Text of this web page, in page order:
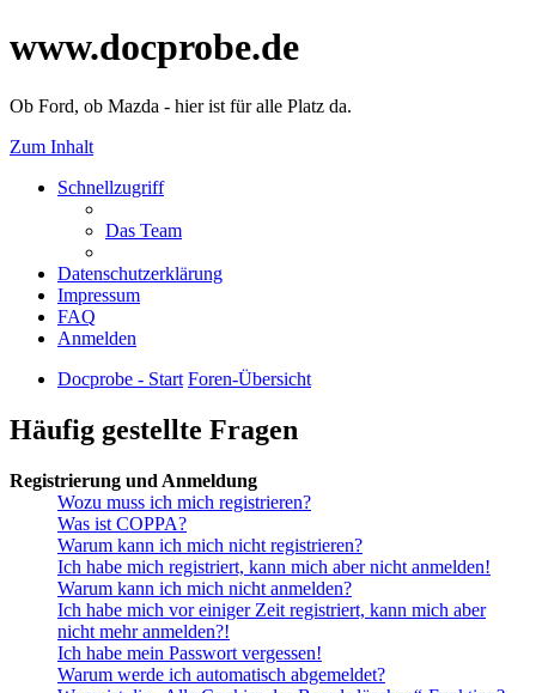
www.docprobe.de
Ob Ford, ob Mazda - hier ist für alle Platz da.
Zum Inhalt
Schnellzugriff
Das Team
Datenschutzerklärung
Impressum
FAQ
Anmelden
Docprobe - Start Foren-Übersicht
Häufig gestellte Fragen
Registrierung und Anmeldung
Wozu muss ich mich registrieren?
Was ist COPPA?
Warum kann ich mich nicht registrieren?
Ich habe mich registriert, kann mich aber nicht anmelden!
Warum kann ich mich nicht anmelden?
Ich habe mich vor einiger Zeit registriert, kann mich aber
nicht mehr anmelden?!
Ich habe mein Passwort vergessen!
Warum werde ich automatisch abgemeldet?